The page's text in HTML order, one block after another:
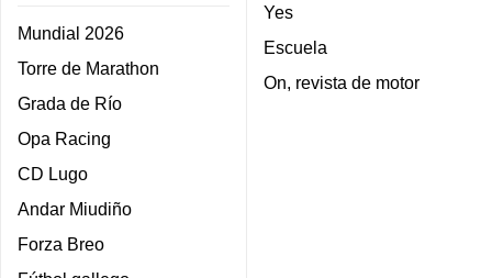
Mundial 2026
Torre de Marathon
Grada de Río
Opa Racing
CD Lugo
Andar Miudiño
Forza Breo
Yes
Escuela
On, revista de motor